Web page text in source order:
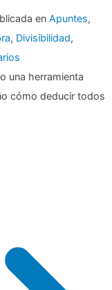
en Apuntes,
, Divisibilidad,
▶
una herramienta
cómo deducir todos